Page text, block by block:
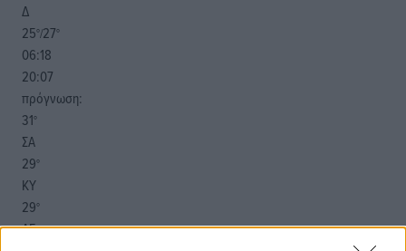
Δ
25°/27°
06:18
20:07
πρόγνωση:
31°
ΣΑ
29°
ΚΥ
29°
ΔΕ